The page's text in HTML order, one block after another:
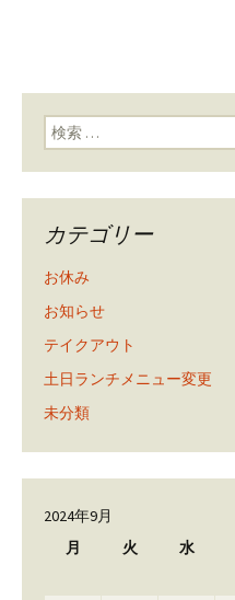
検索:
カテゴリー
お休み
お知らせ
テイクアウト
土日ランチメニュー変更
未分類
2024年9月
月
火 水